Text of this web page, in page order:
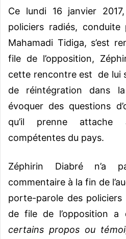
Ce lundi 16 janvier
policiers radiés,
Mahamadi Tidiga, s’est
file de l’opposition,
cette rencontre est de lui
de réintégration dans
évoquer des questions
qu’il prenne attache
compétentes du pays.
Zéphirin Diabré n’a
commentaire à la fin de
porte-parole des
de file de l’opposition
certains propos ou